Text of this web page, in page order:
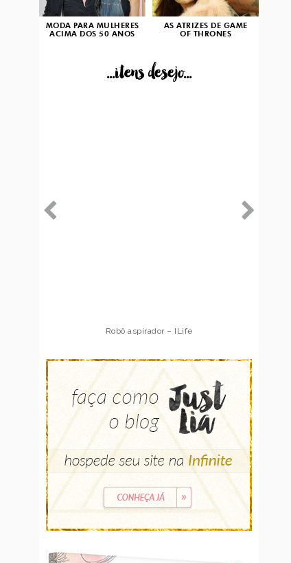
MODA PARA MULHERES
ACIMA DOS 50 ANOS
AS ATRIZES DE GAME
OF THRONES
...itens desejo...
Robô aspirador – ILife